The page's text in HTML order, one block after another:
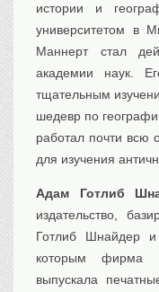
истории и
университетом в
Маннерт стал
академии наук.
тщательным
шедевр по
работал почти всю
для изучения
Адам Готлиб
издательство,
Готлиб Шнайдер
которым фирма
выпускала